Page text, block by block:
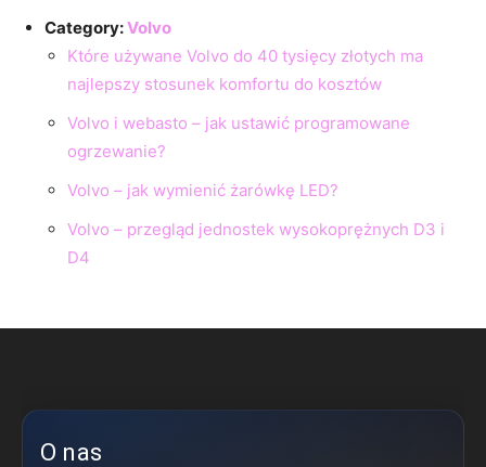
Category:Volvo
Które używane Volvo do 40 tysięcy złotych ma
najlepszy stosunek komfortu do kosztów
Volvo i webasto – jak ustawić programowane
ogrzewanie?
Volvo – jak wymienić żarówkę LED?
Volvo – przegląd jednostek wysokoprężnych D3 i
D4
O nas